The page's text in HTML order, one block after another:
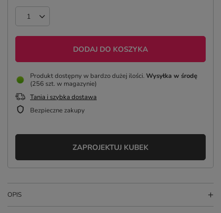
DODAJ DO KOSZYKA
Produkt dostępny w bardzo dużej ilości Wysyłka w środę
(256 szt. w magazynie)
Tania i szybka dostawa
Bezpieczne zakupy
ZAPROJEKTUJ KUBEK
OPIS